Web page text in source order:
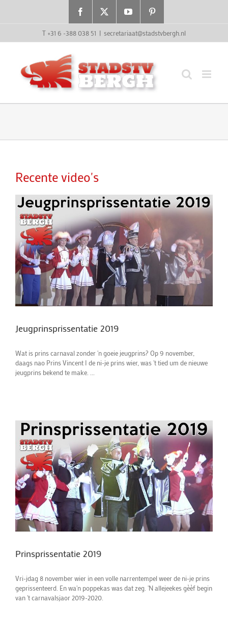
Facebook YouTube
T +31 6 -388 038 51 | secretariaat@stadstvbergh.nl
Recente video's
Jeugprinsprissentatie 2019
Wat is prins carnaval zonder 'n goeie jeugprins? Op 9 november,
daags nao Prins Vincent I de ni-je prins wier, was 't tied um de nieuwe
jeugprins bekend te make. ...
Prinsprissentatie 2019
Vri-jdag 8 november wier in een volle narrentempel weer de ni-je prins
geprissenteerd. En wa'n poppekas was dat zeg. 'N allejeekes gèèf begin
van 't carnavalsjaor 2019-2020.